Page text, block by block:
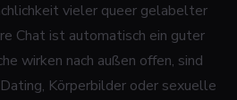
vieler queer gelabelter
Chat ist automatisch ein guter
wirken nach außen offen, sind
Körperbilder oder sexuelle